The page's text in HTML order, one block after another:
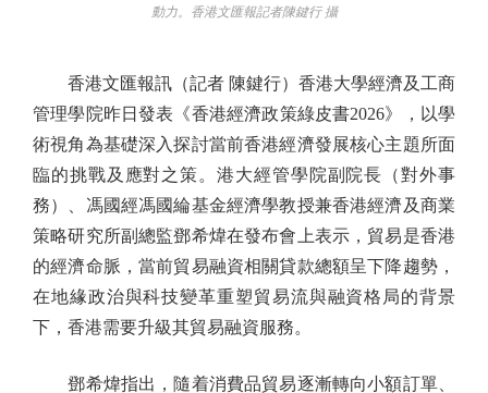
動力。香港文匯報記者陳鍵行 攝
香港文匯報訊（記者 陳鍵行）香港大學經濟及工商
管理學院昨日發表《香港經濟政策綠皮書2026》，以學
術視角為基礎深入探討當前香港經濟發展核心主題所面
臨的挑戰及應對之策。港大經管學院副院長（對外事
務）、馮國經馮國綸基金經濟學教授兼香港經濟及商業
策略研究所副總監鄧希煒在發布會上表示，貿易是香港
的經濟命脈，當前貿易融資相關貸款總額呈下降趨勢，
在地緣政治與科技變革重塑貿易流與融資格局的背景
下，香港需要升級其貿易融資服務。
鄧希煒指出，隨着消費品貿易逐漸轉向小額訂單、